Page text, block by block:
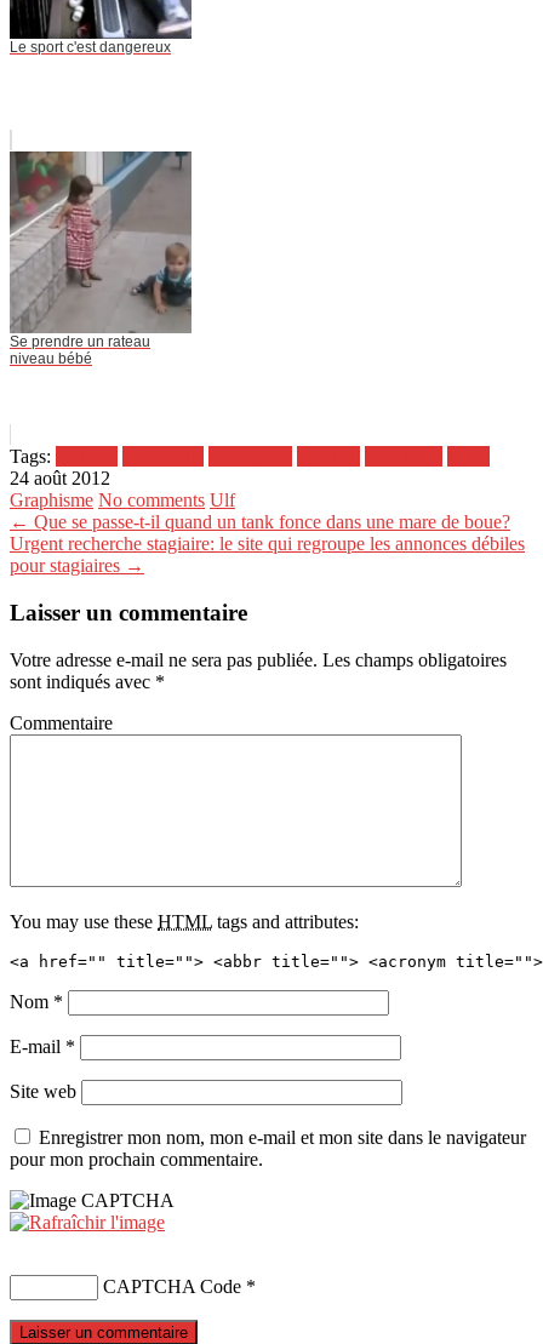
Le sport c'est dangereux
Se prendre un rateau
niveau bébé
Tags:
24 août 2012
Graphisme No comments Ulf
← Que se passe-t-il quand un tank fonce dans une mare de boue?
Urgent recherche stagiaire: le site qui regroupe les annonces débiles
pour stagiaires →
Laisser un commentaire
Votre adresse e-mail ne sera pas publiée. Les champs obligatoires
sont indiqués avec *
Commentaire
You may use these HTML tags and attributes:
<a href="" title=""> <abbr title=""> <acronym title="">
Nom *
E-mail *
Site web
Enregistrer mon nom, mon e-mail et mon site dans le navigateur
pour mon prochain commentaire.
CAPTCHA Code *